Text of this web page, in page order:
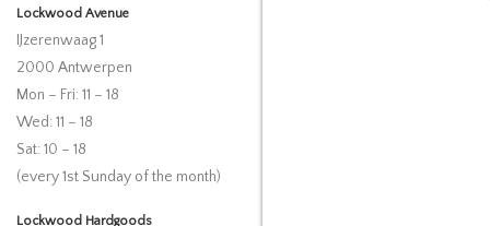
Lockwood Avenue
IJzerenwaag 1
2000 Antwerpen
Mon – Fri: 11 – 18
Wed: 11 – 18
Sat: 10 – 18
(every 1st Sunday of the month)
Lockwood Hardgoods